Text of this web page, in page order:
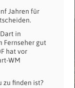
Jahren für
in
Fernseher gut
hat vor
WM
zu finden ist?